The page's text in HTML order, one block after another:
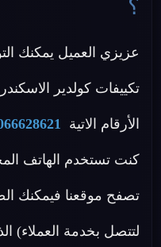
؟
عزيزي العميل يمكنك
تكييفات كولدير
الأرقام الاتية
كنت تستخدم الهاتف
تصفح موقعنا فيمكنك
لتتصل بخدمة العملاء)